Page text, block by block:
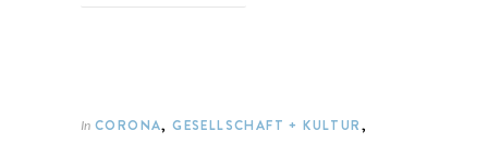
In CORONA,GESELLSCHAFT + KULTUR,